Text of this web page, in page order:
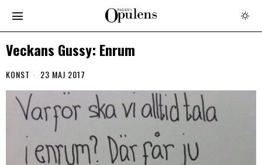
Veckans Gussy: Enrum
KONST 23 MAJ 2017